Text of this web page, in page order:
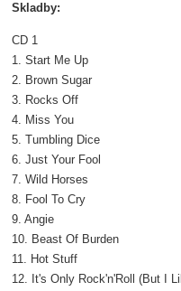
Skladby:
CD 1
1. Start Me Up
2. Brown Sugar
3. Rocks Off
4. Miss You
5. Tumbling Dice
6. Just Your Fool
7. Wild Horses
8. Fool To Cry
9. Angie
10. Beast Of Burden
11. Hot Stuff
12. It's Only Rock'n'Roll (But I